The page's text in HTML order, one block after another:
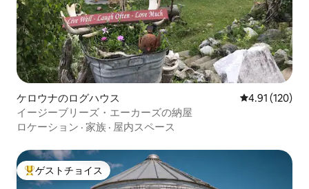
ケロウナのログハウス レビュー120
4.91 (120)
イージーブリーズ・エーカーズの納屋
ロケーション · 家族 · 屋内スペース
大好評のゲストチョイスです。
ゲストチョイス